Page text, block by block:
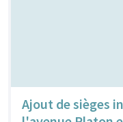
Ajout de sièges